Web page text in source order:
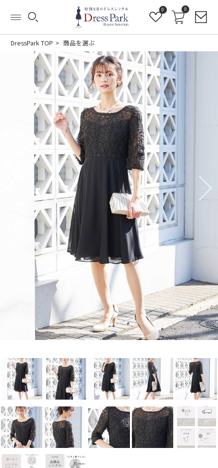
0 0
DressPark TOP 商品を選ぶ